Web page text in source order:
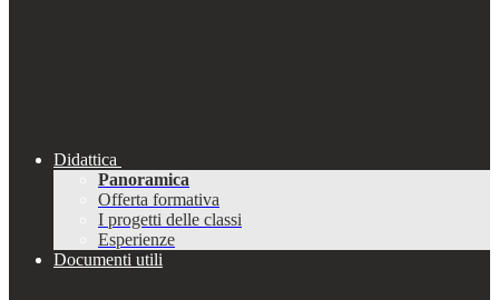
Didattica
Panoramica
Offerta formativa
I progetti delle classi
Esperienze
Documenti utili